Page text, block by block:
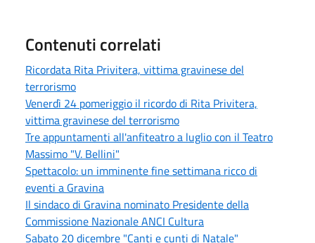
Contenuti correlati
Ricordata Rita Privitera, vittima gravinese del
terrorismo
Venerdì 24 pomeriggio il ricordo di Rita Privitera,
vittima gravinese del terrorismo
Tre appuntamenti all'anfiteatro a luglio con il Teatro
Massimo "V. Bellini"
Spettacolo: un imminente fine settimana ricco di
eventi a Gravina
Il sindaco di Gravina nominato Presidente della
Commissione Nazionale ANCI Cultura
Sabato 20 dicembre "Canti e cunti di Natale"